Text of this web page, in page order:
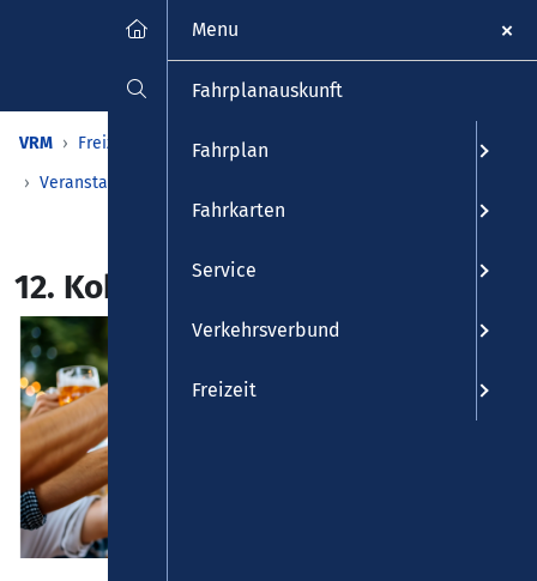
VRM Freizeit
Veranstaltungen & Kalender
Veranstaltungen
12. Koblenzer Bierbörse
Menu
Fahrplanauskunft
Fahrplan
Fahrkarten
Service
Verkehrsverbund
Freizeit